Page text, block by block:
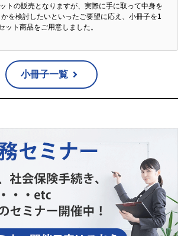
トの販売となりますが、実際に手に取って中身を
を検討したいといったご要望に応え、小冊子を1
ット商品をご用意しました。
小冊子一覧